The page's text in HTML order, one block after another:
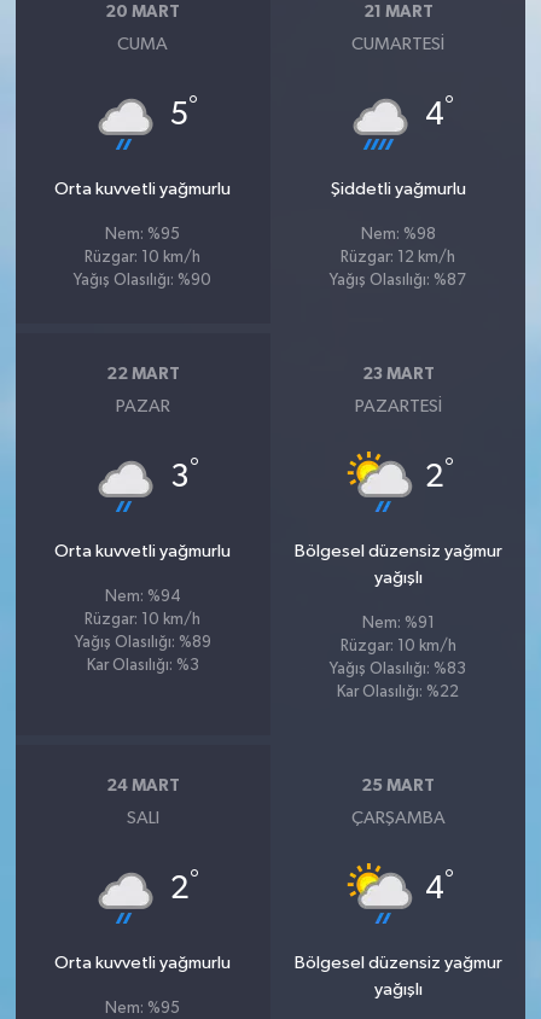
20 MART
CUMA
5°
Orta kuvvetli yağmurlu
Nem: %95
Rüzgar: 10 km/h
Yağış Olasılığı: %90
21 MART
CUMARTESI
4°
Şiddetli yağmurlu
Nem: %98
Rüzgar: 12 km/h
Yağış Olasılığı: %87
22 MART
PAZAR
3°
Orta kuvvetli yağmurlu
Nem: %94
Rüzgar: 10 km/h
Yağış Olasılığı: %89
Kar Olasılığı: %3
23 MART
PAZARTESI
2°
Bölgesel düzensiz yağmur
yağışlı
Nem: %91
Rüzgar: 10 km/h
Yağış Olasılığı: %83
Kar Olasılığı: %22
24 MART
SALI
2°
Orta kuvvetli yağmurlu
Nem: %95
25 MART
ÇARŞAMBA
4°
Bölgesel düzensiz yağmur
yağışlı